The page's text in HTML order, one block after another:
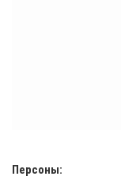
Персоны: